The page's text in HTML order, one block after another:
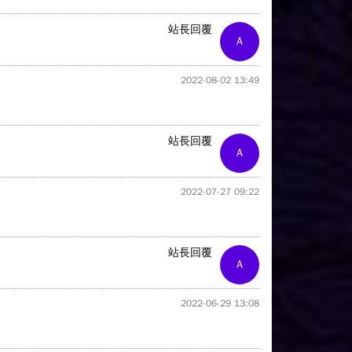
A
站長回覆
2022-08-02 13:49
A
站長回覆
2022-07-27 09:22
A
站長回覆
2022-06-29 13:08